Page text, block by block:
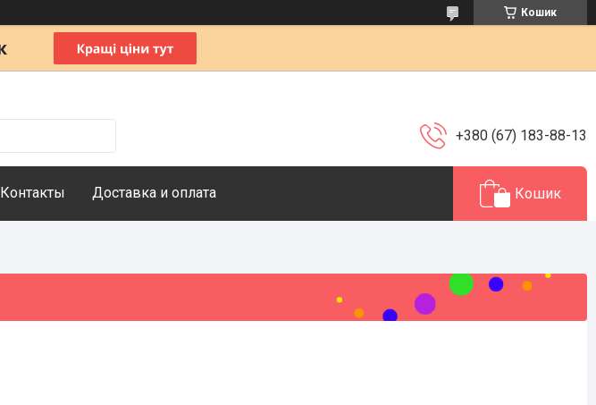
Кошик
+380 (67) 183-88-13
Контакты Доставка и оплата Кошик